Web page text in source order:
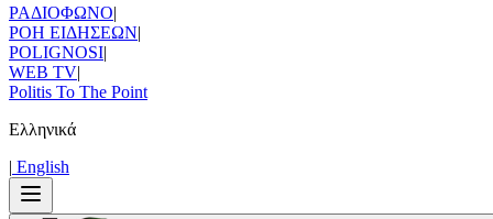
ΡΑΔΙΟΦΩΝΟ|
ΡΟΗ ΕΙΔΗΣΕΩΝ|
POLIGNOSI|
WEB TV|
Politis To The Point
Ελληνικά
| Εnglish